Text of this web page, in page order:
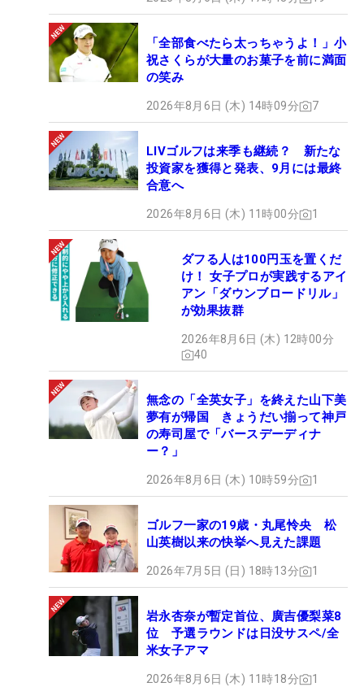
「全部食べたら太っちゃうよ！」小
祝さくらが大量のお菓子を前に満面
の笑み
2026年8月6日 (木) 14時09分 7
LIVゴルフは来季も継続？ 新たな
投資家を獲得と発表、9月には最終
合意へ
2026年8月6日 (木) 11時00分 1
ダフる人は100円玉を置くだ
け！ 女子プロが実践するアイ
アン「ダウンブロードリル」
が効果抜群
2026年8月6日 (木) 12時00分
40
無念の「全英女子」を終えた山下美
夢有が帰国 きょうだい揃って神戸
の寿司屋で「バースデーディナ
ー？」
2026年8月6日 (木) 10時59分 1
ゴルフ一家の19歳・丸尾怜央 松
山英樹以来の快挙へ見えた課題
2026年7月5日 (日) 18時13分 1
岩永杏奈が暫定首位、廣吉優梨菜8
位 予選ラウンドは日没サスペ/全
米女子アマ
2026年8月6日 (木) 11時18分 1